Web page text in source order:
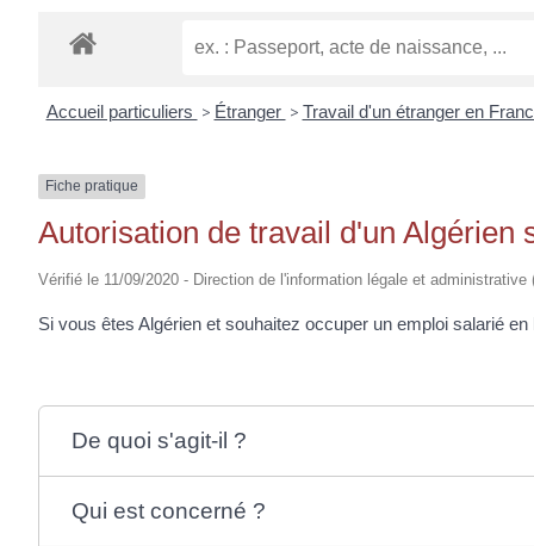
EUGÈNE
Accueil particuliers > Étranger > Travail d'un étranger en
Fiche pratique
Autorisation de travail d'un Algérien
Vérifié le 11/09/2020 - Direction de l'information légale et administrative
Si vous êtes Algérien et souhaitez occuper un emploi salarié
De quoi s'agit-il ?
Qui est concerné ?